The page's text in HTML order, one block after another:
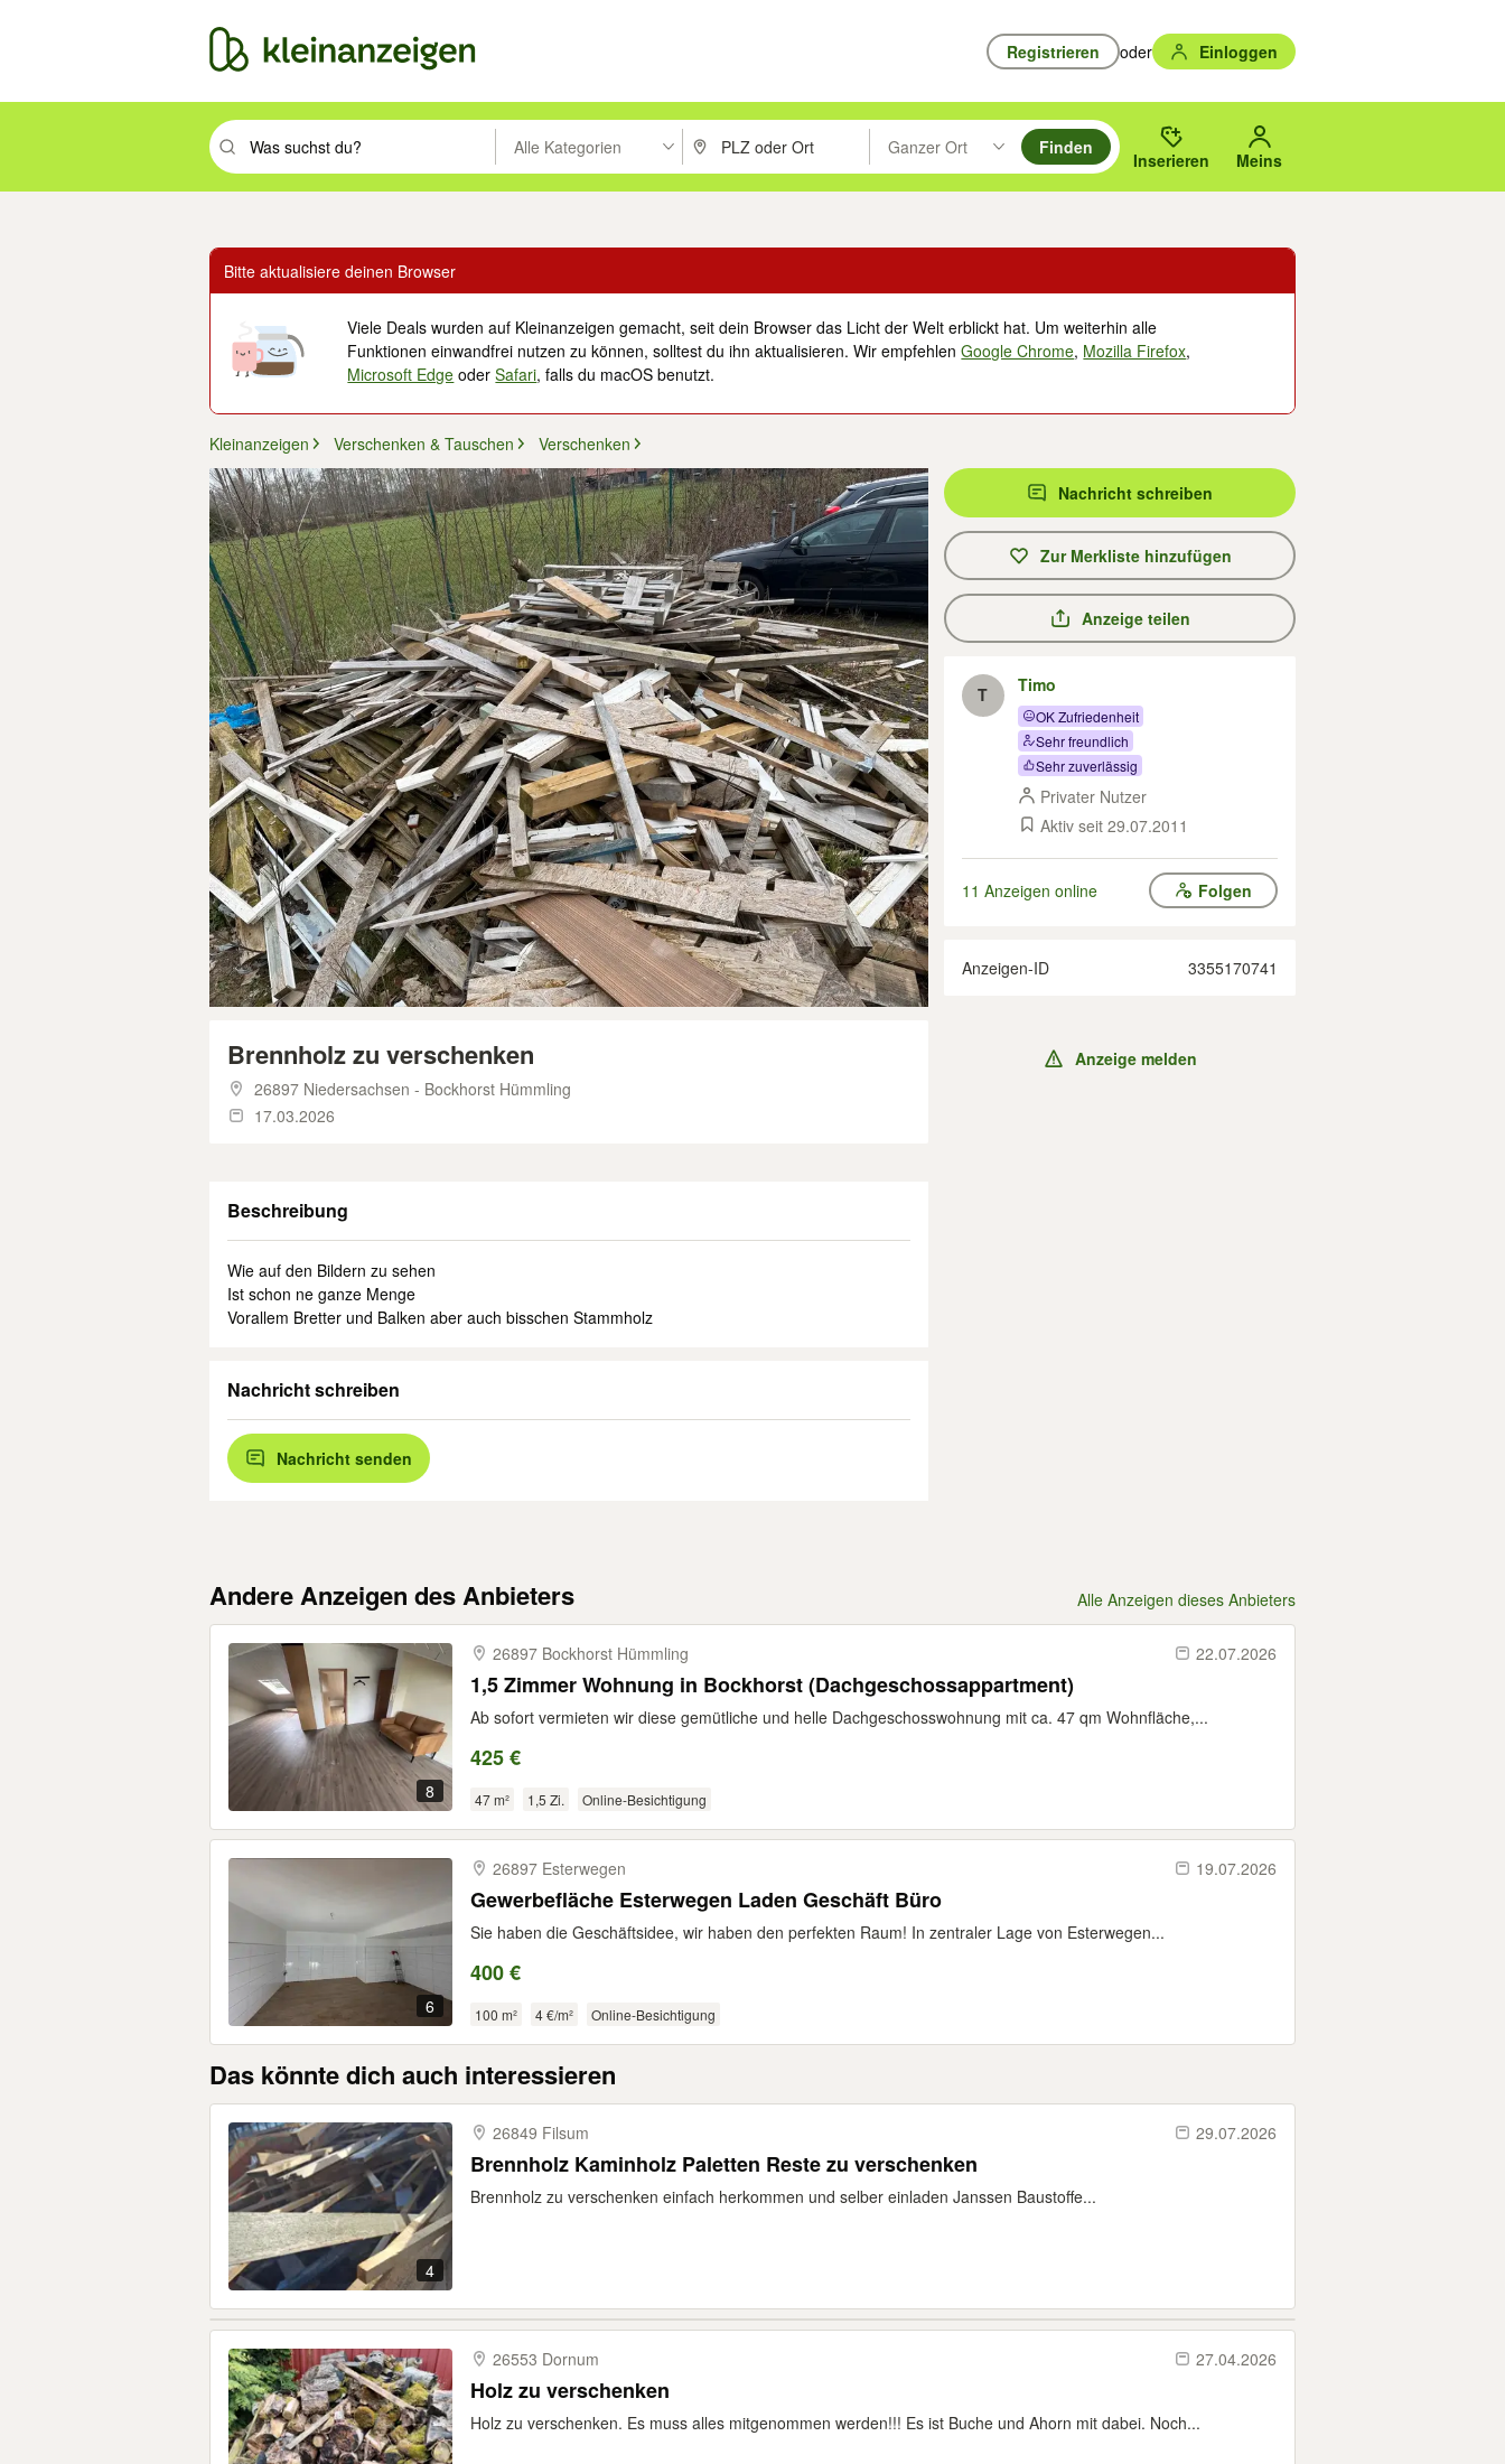
Registrieren oder Einloggen
Suchbegriff eingeben. Eingabetaste drücken um zu suchen, oder Vorschläge mit den Pfeiltasten nach oben/unten durchsuchen und mit Eingabetaste auswählen.
Alle Kategorien PLZ oder Ort eingeben. Eingabetaste drücken um zu suchen, oder Vorschläge mit den Pfeiltasten nach oben/
Ganzer Ort
Suche im Umkreis des gewählten Orts oder PLZ.
Finden
Inserieren Meins
Bitte aktualisiere deinen Browser
Viele Deals wurden auf Kleinanzeigen gemacht, seit dein Browser das Licht der Welt erblickt hat. Um weiterhin alle
Funktionen einwandfrei nutzen zu können, solltest du ihn aktualisieren. Wir empfehlenGoogle Chrome, Mozilla Firefox,
Microsoft Edge oderSafari, falls du macOS benutzt.
Kleinanzeigen Verschenken & Tauschen Verschenken
Brennholz zu verschenken
26897 Niedersachsen - Bockhorst Hümmling
17.03.2026
Beschreibung
Wie auf den Bildern zu sehen
Ist schon ne ganze Menge
Vorallem Bretter und Balken aber auch bisschen Stammholz
Nachricht schreiben
Nachricht senden
Nachricht schreiben
Zur Merkliste hinzufügen
Anzeige teilen
T Timo
OK Zufriedenheit
Sehr freundlich
Sehr zuverlässig
Privater Nutzer
Aktiv seit 29.07.2011
11 Anzeigen online Folgen
Anzeigen-ID 3355170741
Anzeige melden
Andere Anzeigen des Anbieters Alle Anzeigen dieses Anbieters
8
26897 Bockhorst Hümmling 22.07.2026
1,5 Zimmer Wohnung in Bockhorst (Dachgeschossappartment)
Ab sofort vermieten wir diese gemütliche und helle Dachgeschosswohnung mit ca. 47 qm Wohnfläche,...
425 €
47 m² 1,5 Zi. Online-Besichtigung
6
26897 Esterwegen 19.07.2026
Gewerbefläche Esterwegen Laden Geschäft Büro
Sie haben die Geschäftsidee, wir haben den perfekten Raum! In zentraler Lage von Esterwegen...
400 €
100 m² 4 €/m² Online-Besichtigung
Das könnte dich auch interessieren
4
26849 Filsum 29.07.2026
Brennholz Kaminholz Paletten Reste zu verschenken
Brennholz zu verschenken einfach herkommen und selber einladen Janssen Baustoffe...
26553 Dornum 27.04.2026
Holz zu verschenken
Holz zu verschenken. Es muss alles mitgenommen werden!!! Es ist Buche und Ahorn mit dabei. Noch...